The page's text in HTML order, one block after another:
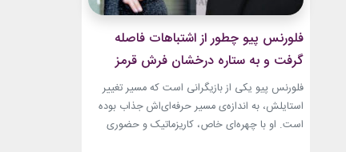
فلورنس پیو چطور از اشتباهات فاصله
گرفت و به ستاره درخشان فرش قرمز
تبدیل شد؟
فلورنس پیو یکی از بازیگرانی است که مسیر تغییر
استایلش، به اندازه‌ی مسیر حرفه‌ای‌اش جذاب بوده
است. او با چهره‌ای خاص، کاریزماتیک و حضوری